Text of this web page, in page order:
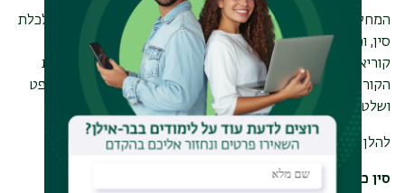
המחלקה מציעה מגוון קורסים העוסקים בהיבטים שונים של כלכלת
סין, וכן בפוליטיקה, בחברה ובתעשייה במדינות נוספת דוגמת
קוריאה ויפן, כחלק ממתווה תוכנית הלימודים העשירה שלנו. את
הקורסים מלמדים חוקרים ומומחים בתחומים: גלובליזציה, משפט
ושלטון חוק; כלכלה פוליטית, כלכלה ומדיניות חוץ ופנים
להלן דוגמאות לקורסים:
סין כמעצמה בינלאומית: היבטים כלכליים ומשפטיים